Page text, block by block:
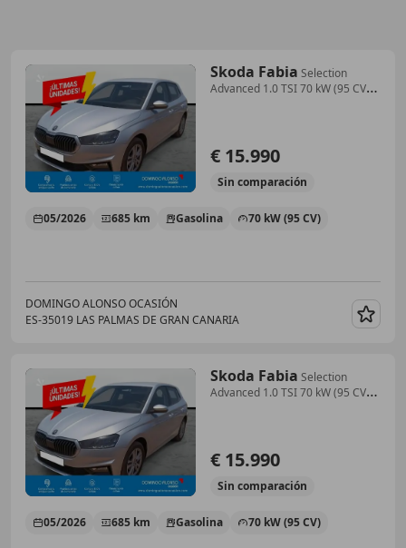
Skoda Fabia Selection
Advanced 1.0 TSI 70 kW (95 CV)
€ 15.990
Sin comparación
05/2026 685 km Gasolina 70 kW (95 CV)
DOMINGO ALONSO OCASIÓN
ES-35019 LAS PALMAS DE GRAN CANARIA
Skoda Fabia Selection
Advanced 1.0 TSI 70 kW (95 CV)
€ 15.990
Sin comparación
05/2026 685 km Gasolina 70 kW (95 CV)